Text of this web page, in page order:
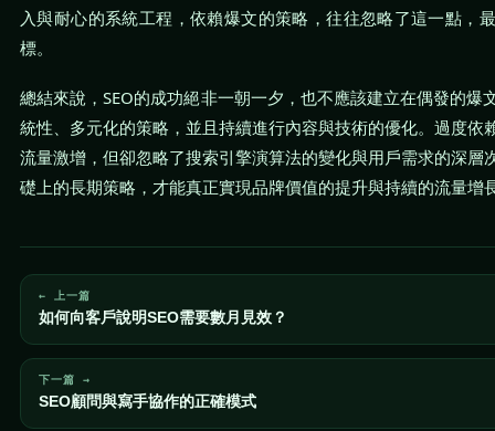
入與耐心的系統工程，依賴爆文的策略，往往忽略了這一點，
標。
總結來說，SEO的成功絕非一朝一夕，也不應該建立在偶發的爆
統性、多元化的策略，並且持續進行內容與技術的優化。過度依
流量激增，但卻忽略了搜索引擎演算法的變化與用戶需求的深層
礎上的長期策略，才能真正實現品牌價值的提升與持續的流量增
← 上一篇
如何向客戶說明SEO需要數月見效？
下一篇 →
SEO顧問與寫手協作的正確模式